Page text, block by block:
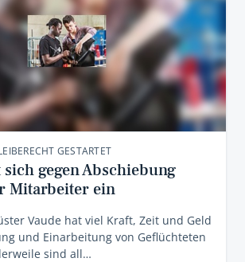
GESTARTET
sich gegen Abschiebung
Mitarbeiter ein
Vaude hat viel Kraft, Zeit und Geld
und Einarbeitung von Geflüchteten
sind all…